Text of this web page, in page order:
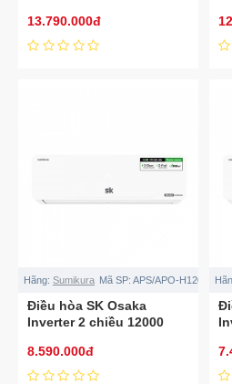
H240/OSAKA
13.790.000đ
Hãng: Sumikura Mã SP: APS/APO-H120/
Điều hòa SK Osaka
Inverter 2 chiều 12000
H120/OSAKA
8.590.000đ